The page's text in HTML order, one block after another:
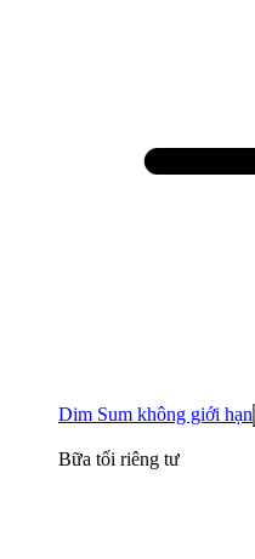
Dim Sum không giới hạn
Bữa tối riêng tư